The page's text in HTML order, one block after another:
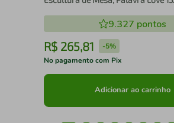
9.327 pontos
R$ 265,81 -5%
No pagamento com Pix
Adicionar ao carrinho